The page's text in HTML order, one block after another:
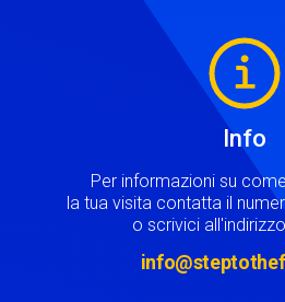
Info
Per informazioni su
la tua visita contatta il
o scrivici